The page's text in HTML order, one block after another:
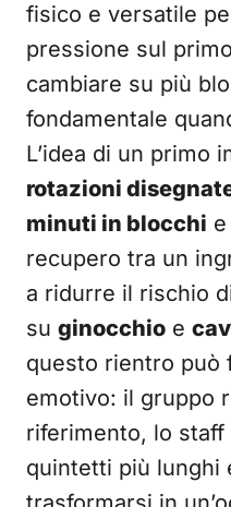
fisico e versatile
pressione sul
cambiare su più
fondamentale
L’idea di un primo
rotazioni
minuti in blocchi
recupero tra un
a ridurre il rischio
su ginocchio e
questo rientro può
emotivo: il gruppo
riferimento, lo
quintetti più lunghi